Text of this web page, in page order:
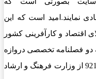
نمایند.امید است که این
اقتصاد و کارآفرینی کشور
دو فصلنامه تخصصی دروازه
اقتصاد و کارآفرینی با شماره مجوز 92147 از وزارت فرهنگ و ارشاد